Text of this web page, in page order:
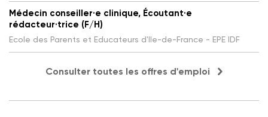
Médecin conseiller·e clinique, Écoutant·e
rédacteur·trice (F/H)
Ecole des Parents et Educateurs d'Ile-de-France - EPE IDF
Consulter toutes les offres d'emploi